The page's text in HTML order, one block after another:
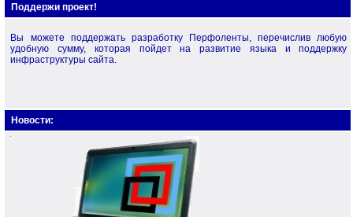
Поддержи проект!
Вы можете поддержать разработку Перфоленты, перечислив любую
удобную сумму, которая пойдет на развитие языка и поддержку
инфраструктуры сайта.
Новости: